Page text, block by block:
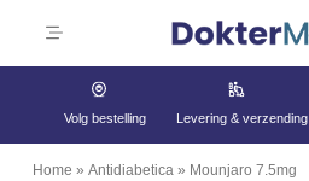
Volg bestelling Levering & verzending
Home » Antidiabetica » Mounjaro 7.5mg